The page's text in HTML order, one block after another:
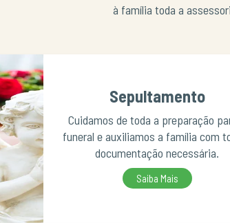
à família toda a
Sepultamento
Cuidamos de toda a preparação
funeral e auxiliamos a família com
documentação necessária.
Saiba Mais